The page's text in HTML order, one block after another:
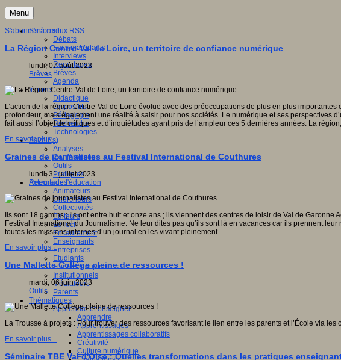
Menu
S'informer
Débats
Faits marquants
Interviews
Reportages
Brèves
Agenda
Innover
Didactique
Dispositifs
Pédagogie
Recherche
Technologies
Savoir(s)
Analyses
Conférences
Outils
Pratiques
Acteurs de l'éducation
Animateurs
Chercheurs
Collectivités
Editeurs
EdTech
Encadrement
Enseignants
Entreprises
Etudiants
Filières industrielles
Institutionnels
Médiateurs
Parents
Thématiques
Apprendre et enseigner
Apprendre
Apprentissages
Apprentissages collaboratifs
Créativité
Culture numérique
S'abonner à ce flux RSS
La Région Centre-Val de Loire, un territoire de confiance numérique
lundi, 07 août 2023
Brèves
L’action de la région Centre-Val de Loire évolue avec des préoccupations de plus en plus
profondeur, mais également une réalité à saisir pour nos sociétés. Le numérique et ses perspectives
fait aussi l’objet de critiques et d’inquiétudes ayant pris de l’ampleur ces 5 dernières années. La
En savoir plus...
Graines de journalistes au Festival International de Couthures
lundi, 31 juillet 2023
Reportages
Ils sont 18 gamins ; Ils ont entre huit et onze ans ; ils viennent des centres de loisir de Val de
Festival International du Journalisme. Ne leur dites pas qu’ils sont là en vacances car ils prennent
toutes les missions internes d’un journal en les vivant pleinement.
En savoir plus...
Une Mallette Collège pleine de ressources !
mardi, 06 juin 2023
Outils
La Trousse à projets : Pour trouver des ressources favorisant le lien entre les parents et l’École via
En savoir plus...
Séminaire TBE Val d'Oise : Quelles transformations dans les pratiques